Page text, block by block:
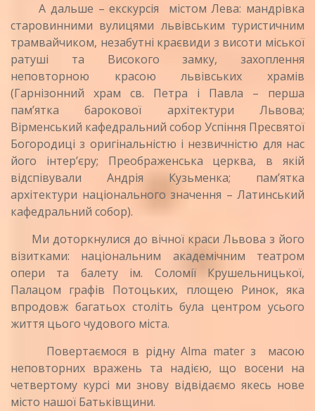
А дальше – екскурсія містом Лева: мандрівка
старовинними вулицями львівським туристичним
трамвайчиком, незабутні краєвиди з висоти міської
ратуші та Високого замку, захоплення
неповторною красою львівських храмів
(Гарнізонний храм св. Петра і Павла – перша
пам’ятка барокової архітектури Львова;
Вірменський кафедральний собор Успіння Пресвятої
Богородиці з оригінальністю і незвичністю для нас
його інтер’єру; Преображенська церква, в якій
відспівували Андрія Кузьменка; пам’ятка
архітектури національного значення – Латинський
кафедральний собор).
Ми доторкнулися до вічної краси Львова з його
візитками: національним академічним театром
опери та балету ім. Соломії Крушельницької,
Палацом графів Потоцьких, площею Ринок, яка
впродовж багатьох століть була центром усього
життя цього чудового міста.
Повертаємося в рідну Alma mater з масою
неповторних вражень та надією, що восени на
четвертому курсі ми знову відвідаємо якесь нове
місто нашої Батьківщини.